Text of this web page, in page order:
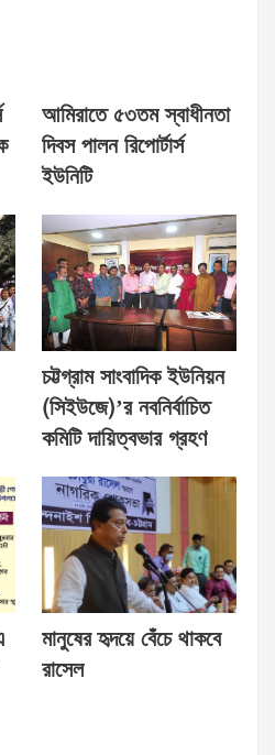
আমিরাতে ৫৩তম স্বাধীনতা
দিবস পালন রিপোর্টার্স
ইউনিটি
চট্টগ্রাম সাংবাদিক ইউনিয়ন
(সিইউজে)’র নবনির্বাচিত
কমিটি দায়িত্বভার গ্রহণ
মানুষের হৃদয়ে বেঁচে থাকবে
রাসেল